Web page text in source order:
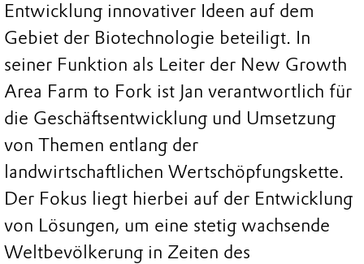
Entwicklung innovativer Ideen auf dem
Gebiet der Biotechnologie beteiligt. In
seiner Funktion als Leiter der New Growth
Area Farm to Fork ist Jan verantwortlich für
die Geschäftsentwicklung und Umsetzung
von Themen entlang der
landwirtschaftlichen Wertschöpfungskette.
Der Fokus liegt hierbei auf der Entwicklung
von Lösungen, um eine stetig wachsende
Weltbevölkerung in Zeiten des